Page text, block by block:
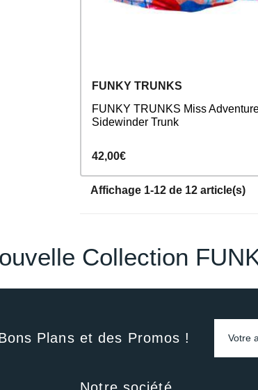
FUNKY TRUNKS
FUNKY TRUNKS Miss
Sidewinder Trunk
42,00€
Affichage 1-12 de 12 article(s)
Collection
Plans et des Promos !